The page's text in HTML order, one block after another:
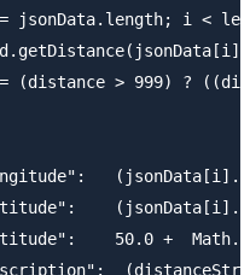
jsonData.length; i <
(distance > 999) ?
50.0 +